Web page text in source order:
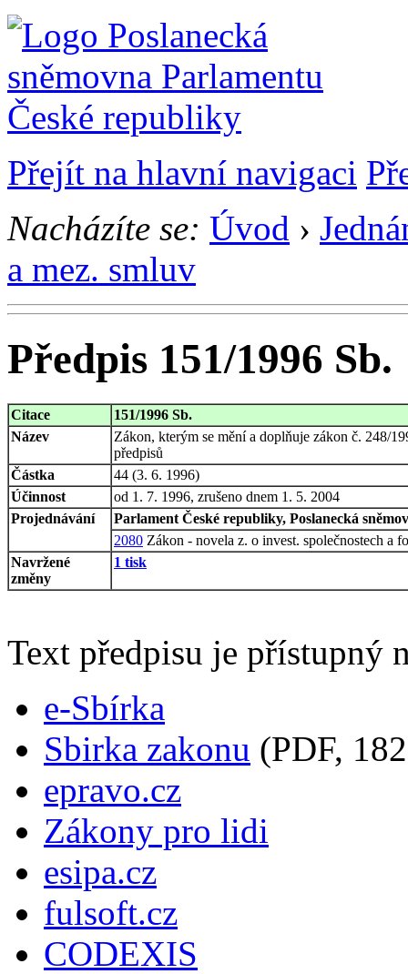
Přejít na hlavní navigaci
Nacházíte se: Úvod ›
a mez. smluv
Předpis 151/1996 Sb.
Citace
151/1996 Sb.
Název
Zákon, kterým se mění a doplňuje zákon č. 248/
předpisů
Částka
44 (3. 6. 1996)
Účinnost
od 1. 7. 1996, zrušeno dnem 1. 5. 2004
Projednávání
Parlament České republiky, Poslanecká
2080 Zákon - novela z. o invest. společnostech a
Navržené
změny
1 tisk
Text předpisu je přístupný
e-Sbírka
Sbirka zakonu (PDF,
epravo.cz
Zákony pro lidi
esipa.cz
fulsoft.cz
CODEXIS